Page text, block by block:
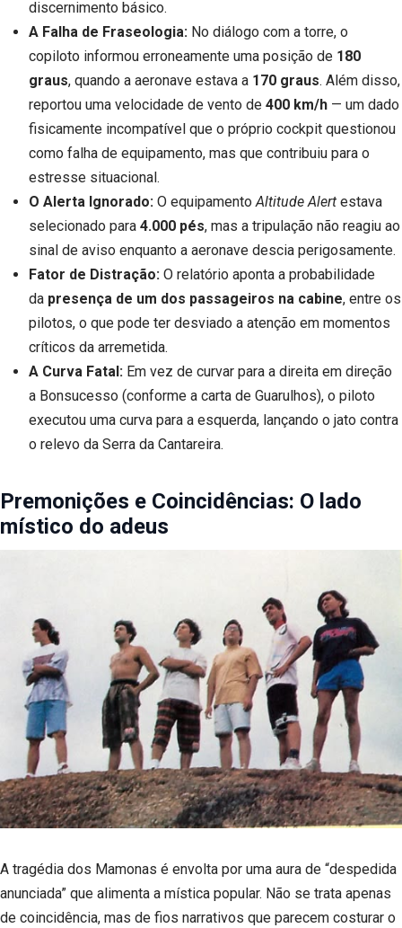
discernimento básico.
A Falha de Fraseologia: No diálogo com a torre, o
copiloto informou erroneamente uma posição de 180
graus, quando a aeronave estava a 170 graus. Além disso,
reportou uma velocidade de vento de 400 km/h — um dado
fisicamente incompatível que o próprio cockpit questionou
como falha de equipamento, mas que contribuiu para o
estresse situacional.
O Alerta Ignorado: O equipamentoAltitude Alert estava
selecionado para 4.000 pés, mas a tripulação não reagiu ao
sinal de aviso enquanto a aeronave descia perigosamente.
Fator de Distração: O relatório aponta a probabilidade
da presença de um dos passageiros na cabine, entre os
pilotos, o que pode ter desviado a atenção em momentos
críticos da arremetida.
A Curva Fatal: Em vez de curvar para a direita em direção
a Bonsucesso (conforme a carta de Guarulhos), o piloto
executou uma curva para a esquerda, lançando o jato contra
o relevo da Serra da Cantareira.
Premonições e Coincidências: O lado
místico do adeus
A tragédia dos Mamonas é envolta por uma aura de “despedida
anunciada” que alimenta a mística popular. Não se trata apenas
de coincidência, mas de fios narrativos que parecem costurar o